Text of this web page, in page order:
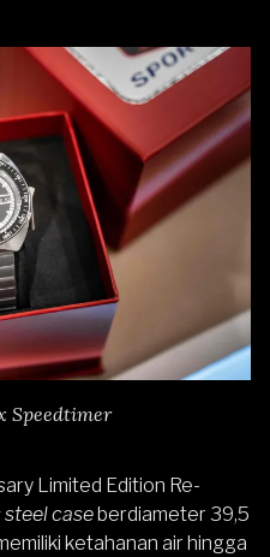
Speedtimer
Limited Edition Re-
case berdiameter 39,5
ketahanan air hingga